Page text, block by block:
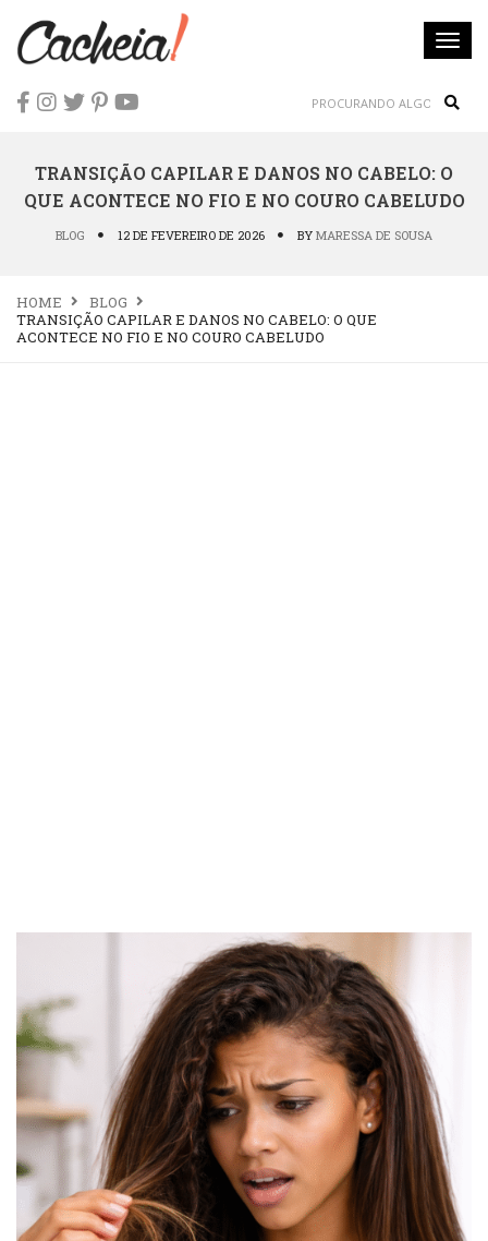
TRANSIÇÃO CAPILAR E DANOS NO CABELO: O
QUE ACONTECE NO FIO E NO COURO CABELUDO
BLOG 12 DE FEVEREIRO DE 2026 BY MARESSA DE SOUSA
HOME
BLOG
TRANSIÇÃO CAPILAR E DANOS NO CABELO: O QUE
ACONTECE NO FIO E NO COURO CABELUDO